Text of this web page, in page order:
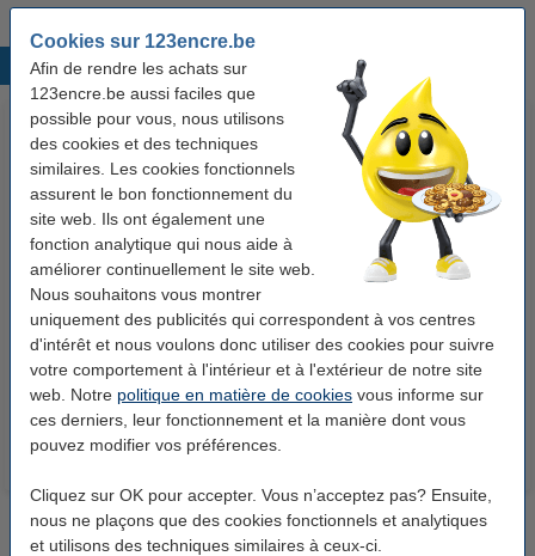
Cookies sur 123encre.be
Afin de rendre les achats sur
123encre.be aussi faciles que
possible pour vous, nous utilisons
des cookies et des techniques
similaires. Les cookies fonctionnels
assurent le bon fonctionnement du
site web. Ils ont également une
fonction analytique qui nous aide à
améliorer continuellement le site web.
Nous souhaitons vous montrer
uniquement des publicités qui correspondent à vos centres
d'intérêt et nous voulons donc utiliser des cookies pour suivre
votre comportement à l'intérieur et à l'extérieur de notre site
web. Notre politique en matière de cookies vous informe sur
ces derniers, leur fonctionnement et la manière dont vous
pouvez modifier vos préférences.
Cliquez sur OK pour accepter. Vous n’acceptez pas? Ensuite,
nous ne plaçons que des cookies fonctionnels et analytiques
et utilisons des techniques similaires à ceux-ci.
Produits populaires
Canon BCI-3eBK cartouche
d'encre (marque 123encre) -
noir
5,50 € Inclus : 21% de TVA
d'encre (marque 123encre) -
cyan
4,50 € Inclus : 21% de TVA